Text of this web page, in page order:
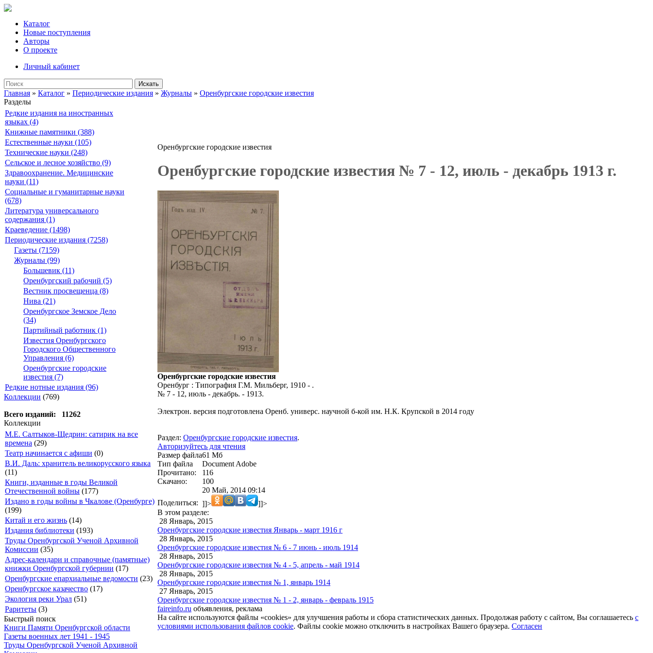
Каталог
Новые поступления
Авторы
О проекте
Личный кабинет
Искать
Главная » Каталог » Периодические издания » Журналы » Оренбургские городские известия
Разделы
Редкие издания на иностранных
языках (4)
Книжные памятники (388)
Естественные науки (105)
Технические науки (248)
Сельское и лесное хозяйство (9)
Здравоохранение. Медицинские
науки (11)
Социальные и гуманитарные науки
(678)
Литература универсального
содержания (1)
Краеведение (1498)
Периодические издания (7258)
Газеты (7159)
Журналы (99)
Большевик (11)
Оренбургский рабочий (5)
Вестник просвещенца (8)
Нива (21)
Оренбургское Земское Дело
(34)
Партийный работник (1)
Известия Оренбургского
Городского Общественного
Управления (6)
Оренбургские городские
известия (7)
Редкие нотные издания (96)
Коллекции (769)
Всего изданий: 11262
Коллекции
М.Е. Салтыков-Щедрин: сатирик на все
времена (29)
Театр начинается с афиши (0)
В.И. Даль: хранитель великорусского языка
(11)
Книги, изданные в годы Великой
Отечественной войны (177)
Издано в годы войны в Чкалове (Оренбурге)
(199)
Китай и его жизнь (14)
Издания библиотеки (193)
Труды Оренбургской Ученой Архивной
Комиссии (35)
Адрес-календари и справочные (памятные)
книжки Оренбургской губернии (17)
Оренбургские епархиальные ведомости (23)
Оренбургское казачество (17)
Экология реки Урал (51)
Раритеты (3)
Быстрый поиск
Книги Памяти Оренбургской области
Газеты военных лет 1941 - 1945
Труды Оренбургской Ученой Архивной
Оренбургские городские известия
Оренбургские городские известия № 7 - 12, июль - декабрь 1913 г.
Оренбургские городские известия
Оренбург : Типография Г.М. Мильберг, 1910 - .
№ 7 - 12, июль - декабрь. - 1913.
Электрон. версия подготовлена Оренб. универс. научной б-кой им. Н.К. Крупской в 2014 году
Раздел: Оренбургские городские известия.
Авторизуйтесь для чтения
Размер файла61 Мб
Тип файла
Document Adobe
Прочитано:
116
Скачано:
100
20 Май, 2014 09:14
Поделиться: ]]>
]]>
В этом разделе:
28 Январь, 2015
Оренбургские городские известия Январь - март 1916 г
28 Январь, 2015
Оренбургские городские известия № 6 - 7 июнь - июль 1914
28 Январь, 2015
Оренбургские городские известия № 4 - 5, апрель - май 1914
28 Январь, 2015
Оренбургские городские известия № 1, январь 1914
27 Январь, 2015
Оренбургские городские известия № 1 - 2, январь - февраль 1915
faireinfo.ru объявления, реклама
На сайте используются файлы «cookies» для улучшения работы и сбора статистических данных. Продолжая работу с сайтом, Вы соглашаетесь с
условиями использования файлов cookie. Файлы cookie можно отключить в настройках Вашего браузера. Согласен